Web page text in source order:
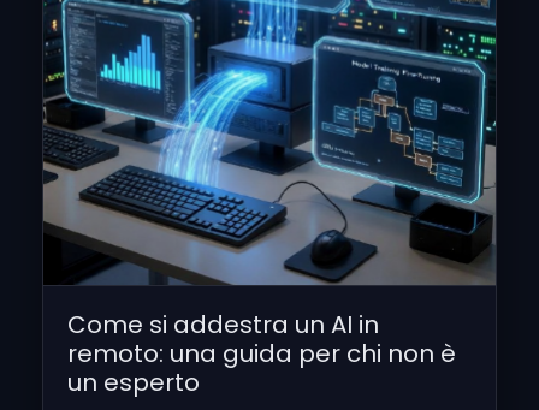
Come si addestra un AI in
remoto: una guida per chi non è
un esperto